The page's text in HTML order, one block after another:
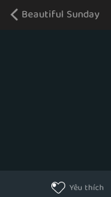
Beautiful Sunday
Yêu thích